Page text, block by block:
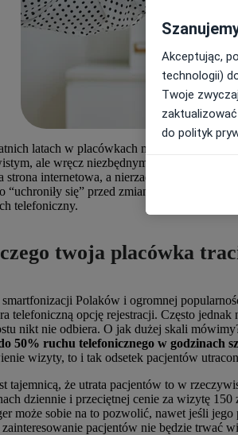
latach w placówkach medycznych
ale wręcz niezbędnym w dzisiejszych
strona internetowa, a nierzadko także
“uchroniły się” przed zmianami i często
telefoniczny.
twoja placówka
Polaków i ogromnej
telefoniczną opcję rejestracji. Często
nikt nie odbiera. O jak dużej skali
50% ruchu telefonicznego w godzinach
wizyty, to i tak odsetek pacjentów
tajemnicą, że utrata pacjentów to w
dziennie i przeciętnej cenie za wizytę 150
może sobie na to pozwolić, nawet jeśli
pacjentów nie będzie trwać
Akceptując,
technologii)
Twoje
do polityk